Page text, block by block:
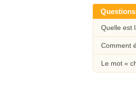
Quelle est
Comment
Le mot «